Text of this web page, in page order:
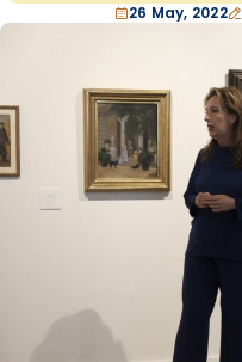
26 May, 2022